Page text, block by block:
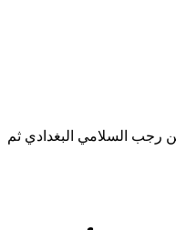
رجب السلامي البغدادي ثم